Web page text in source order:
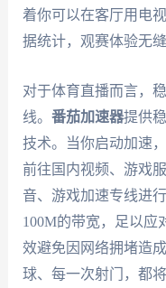
着你可以在客厅用电
据统计，观赛体验无缝
对于体育直播而言，
线。 番茄加速器提供
技术。当你启动加速
前往国内视频、游戏
音、游戏加速专线进
100M的带宽，足以应
效避免因网络拥堵造
球、每一次射门，都